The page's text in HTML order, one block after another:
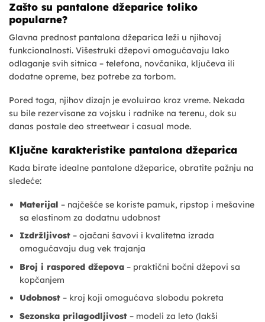
Zašto su pantalone džeparice toliko
popularne?
Glavna prednost pantalona džeparica leži u njihovoj
funkcionalnosti. Višestruki džepovi omogućavaju lako
odlaganje svih sitnica – telefona, novčanika, ključeva ili
dodatne opreme, bez potrebe za torbom.
Pored toga, njihov dizajn je evoluirao kroz vreme. Nekada
su bile rezervisane za vojsku i radnike na terenu, dok su
danas postale deo streetwear i casual mode.
Ključne karakteristike pantalona džeparica
Kada birate idealne pantalone džeparice, obratite pažnju na
sledeće:
Materijal – najčešće se koriste pamuk, ripstop i mešavine
sa elastinom za dodatnu udobnost
Izdržljivost – ojačani šavovi i kvalitetna izrada
omogućavaju dug vek trajanja
Broj i raspored džepova – praktični bočni džepovi sa
kopčanjem
Udobnost – kroj koji omogućava slobodu pokreta
Sezonska prilagodljivost – modeli za leto (lakši